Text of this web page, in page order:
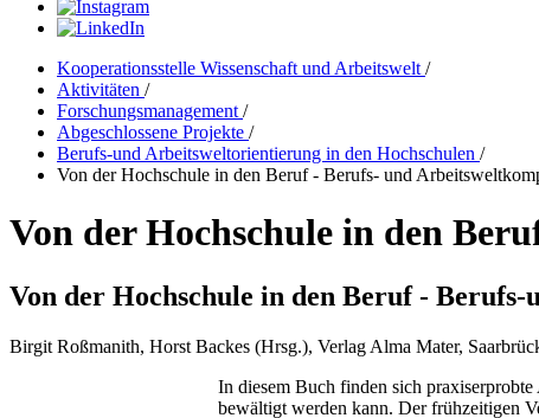
Kooperationsstelle Wissenschaft und Arbeitswelt /
Aktivitäten /
Forschungsmanagement /
Abgeschlossene Projekte /
Berufs-und Arbeitsweltorientierung in den Hochschulen /
Von der Hochschule in den Beruf - Berufs- und
Von der Hochschule in den
Von der Hochschule in den Beruf -
Birgit Roßmanith, Horst Backes (Hrsg.), Verlag Alma Mater,
In diesem Buch finden sich
bewältigt werden kann. Der frühzeitigen